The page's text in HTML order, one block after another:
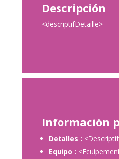
Descripción
<descriptifDetaille>
Información
Detalles :
Equipo :